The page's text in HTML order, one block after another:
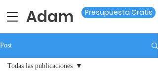
Adam Presupuesta Gratis
Post
Todas las publicaciones